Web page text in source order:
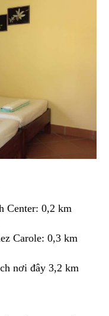
Center: 0,2 km
Carole: 0,3 km
nơi đây 3,2 km